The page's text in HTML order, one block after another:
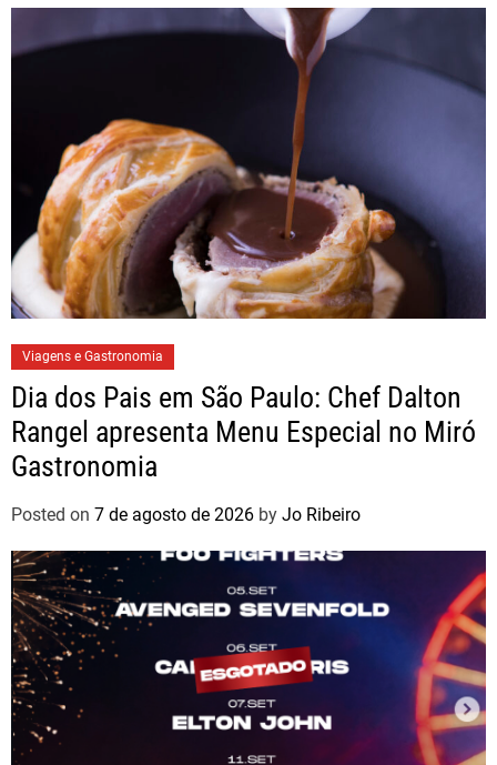
Viagens e Gastronomia
Dia dos Pais em São Paulo: Chef Dalton
Rangel apresenta Menu Especial no Miró
Gastronomia
Posted on 7 de agosto de 2026 by Jo Ribeiro